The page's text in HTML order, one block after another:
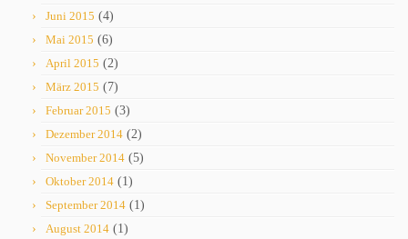
Juni 2015 (4)
Mai 2015 (6)
April 2015 (2)
März 2015 (7)
Februar 2015 (3)
Dezember 2014 (2)
November 2014 (5)
Oktober 2014 (1)
September 2014 (1)
August 2014 (1)